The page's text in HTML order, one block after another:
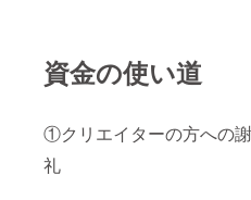
資金の使い道
①クリエイターの方への謝
礼